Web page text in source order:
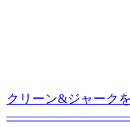
クリーン&ジャーク